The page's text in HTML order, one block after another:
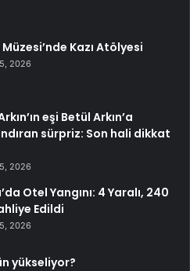
Kazı Atölyesi
2026
eşi Betül Arkın’a
sürpriz: Son hali dikkat
2026
Otel Yangını: 4 Yaralı, 240
Edildi
2026
yükseliyor?